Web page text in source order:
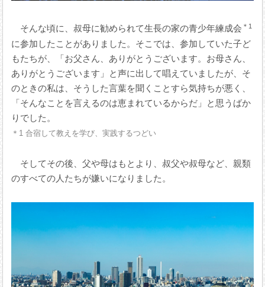
そんな頃に、叔母に勧められて生長の家の青少年練成会 ＊1
に参加したことがありました。そこでは、参加していた子ど
もたちが、「お父さん、ありがとうございます。お母さん、
ありがとうございます」と声に出して唱えていましたが、そ
のときの私は、そうした言葉を聞くことすら気持ちが悪く、
「そんなことを言えるのは恵まれているからだ」と思うばか
りでした。
＊1 合宿して教えを学び、実践するつどい
そしてその後、父や母はもとより、叔父や叔母など、親類
のすべての人たちが嫌いになりました。